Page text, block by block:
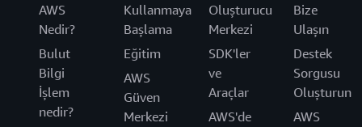
AWS
Nedir?
Bulut
Bilgi
İşlem
nedir?
Kullanmaya
Başlama
Eğitim
AWS
Güven
Merkezi
Oluşturucu
Merkezi
SDK'ler
ve
Araçlar
AWS'de
Bize
Ulaşın
Destek
Sorgusu
Oluşturun
AWS